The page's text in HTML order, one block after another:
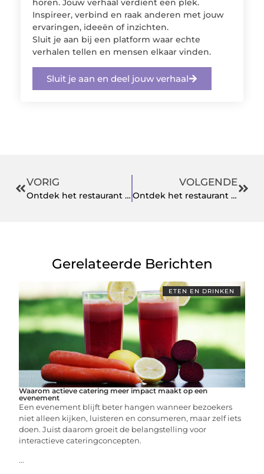
horen. Jouw verhaal verdient een plek.
Inspireer, verbind en raak anderen met jouw
ervaringen, ideeën of inzichten.
Sluit je aan bij een platform waar echte
verhalen tellen en mensen elkaar vinden.
Sluit je aan en deel jouw verhaal
VORIG
Ontdek het restaurant in Den Bosch dat aan de Korte Putstraat staat
VOLGENDE
Ontdek het restaurant in Den Bosch dat aan de Korte Putstraat staat
Gerelateerde Berichten
ETEN EN DRINKEN
Waarom actieve catering meer impact maakt op een
evenement
Een evenement blijft beter hangen wanneer bezoekers
niet alleen kijken, luisteren en consumeren, maar zelf iets
doen. Juist daarom groeit de belangstelling voor
interactieve cateringconcepten.
...